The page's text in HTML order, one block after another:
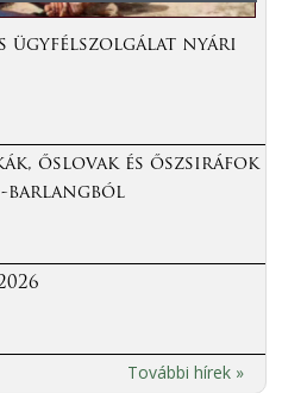
ügyfélszolgálat nyári
őslovak és őszsiráfok
-barlangból
További hírek »